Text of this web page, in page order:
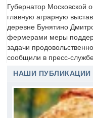
Губернатор Московской
главную аграрную
деревне Бунятино
фермерами меры
задачи
сообщили в пресс-
НАШИ ПУБЛИКАЦИИ